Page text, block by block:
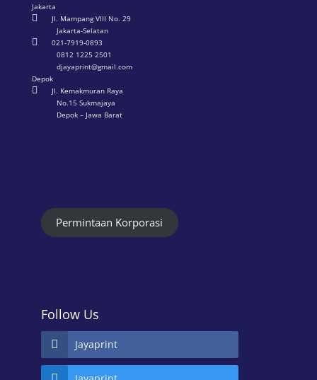
Jakarta

Jl. Mampang VIII No. 29
Jakarta-Selatan

021-7919-0893
0812 1225 2501
djayaprint@gmail.com
Depok

Jl. Kemakmuran Raya
No.15 Sukmajaya
Depok – Jawa Barat
Permintaan Korporasi
Follow Us
Jayaprint